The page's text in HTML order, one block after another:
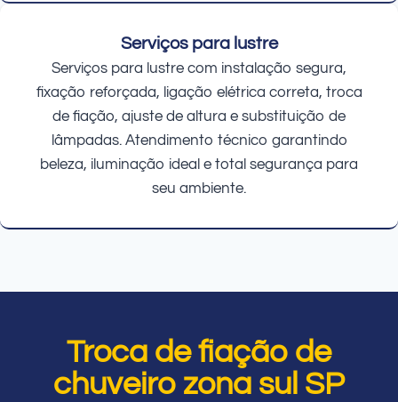
Serviços para lustre
Serviços para lustre com instalação segura,
fixação reforçada, ligação elétrica correta, troca
de fiação, ajuste de altura e substituição de
lâmpadas. Atendimento técnico garantindo
beleza, iluminação ideal e total segurança para
seu ambiente.
Troca de fiação de
chuveiro zona sul SP